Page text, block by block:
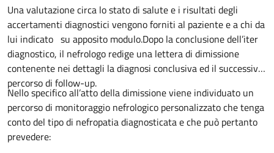
Una valutazione circa lo stato di salute e i risultati degli
accertamenti diagnostici vengono forniti al paziente e a chi da
lui indicato su apposito modulo.Dopo la conclusione dell’iter
diagnostico, il nefrologo redige una lettera di dimissione
contenente nei dettagli la diagnosi conclusiva ed il successivo
percorso di follow-up.
Nello specifico all’atto della dimissione viene individuato un
percorso di monitoraggio nefrologico personalizzato che tenga
conto del tipo di nefropatia diagnosticata e che può pertanto
prevedere: